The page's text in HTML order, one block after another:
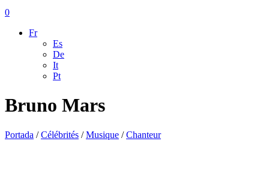
0
Fr
Es
De
It
Pt
Bruno Mars
Portada /Célébrités /Musique /Chanteur